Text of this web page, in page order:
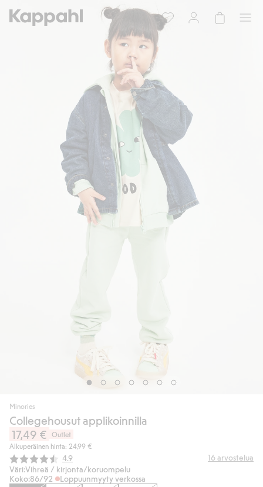
Minories
Collegehousut applikoinnilla
17,49 €
Outlet
Alkuperäinen hinta: 24,99 €
Keskimääräinen luokitus:
4.9 16 arvostelua
Väri:Vihreä / kirjonta/koruompelu
Koko:86/92 Loppuunmyyty verkossa